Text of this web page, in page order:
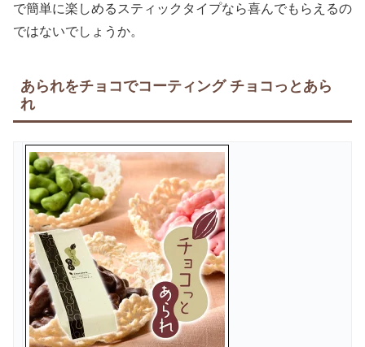
で簡単に楽しめるスティックタイプなら喜んでもらえるの
ではないでしょうか。
あられをチョコでコーティング チョコっとあら
れ